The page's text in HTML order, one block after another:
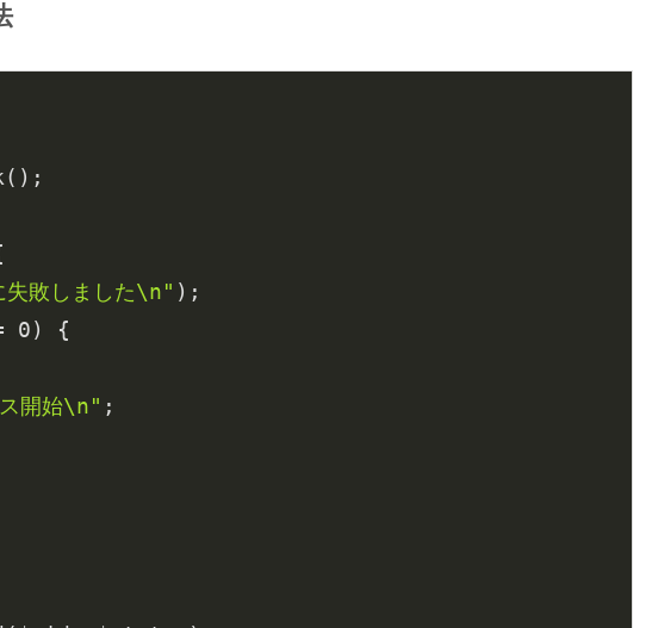
失敗しました\n" );
0) {
開始\n" ;